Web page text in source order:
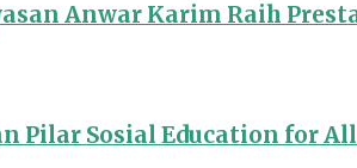
Anwar Karim Raih
Pilar Sosial Education for